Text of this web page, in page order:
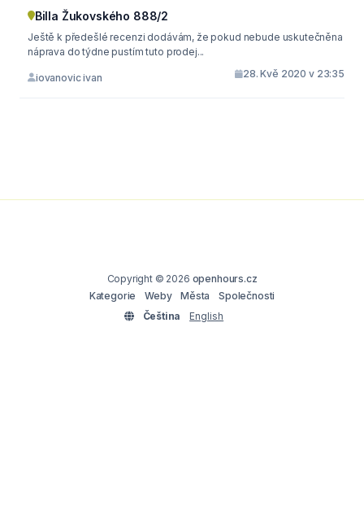
Billa Žukovského 888/2
Ještě k předešlé recenzi dodávám, že pokud nebude uskutečněna
náprava do týdne pustím tuto prodej...
iovanovic ivan 28. Kvě 2020 v 23:35
Copyright © 2026 openhours.cz
Kategorie
Weby Města
Společnosti
Čeština
English